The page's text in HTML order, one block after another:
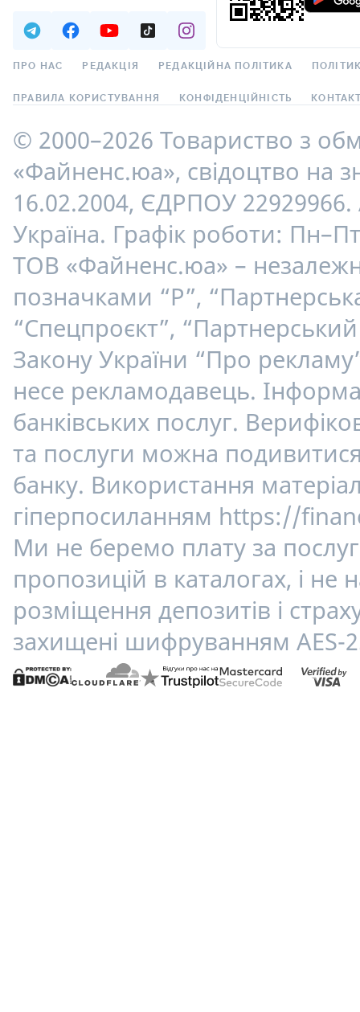
ПРО НАС РЕДАКЦІЯ РЕДАКЦІЙНА ПОЛІТИКА
ПРАВИЛА КОРИСТУВАННЯ КОНФІДЕНЦІЙНІСТЬ
© 2000–2026 Товариство з
«Файненс.юа», свідоцтво на
16.02.2004, ЄДРПОУ
Україна. Графік роботи:
ТОВ «Файненс.юа» –
позначками “Р”,
“Спецпроєкт”,
Закону України “Про
несе рекламодавець.
банківських послуг.
та послуги можна
банку. Використання
гіперпосиланням https://
Ми не беремо плату за
пропозицій в каталогах, і
розміщення депозитів і
захищені шифруванням AES-